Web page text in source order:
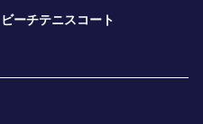
ビーチテニスコート